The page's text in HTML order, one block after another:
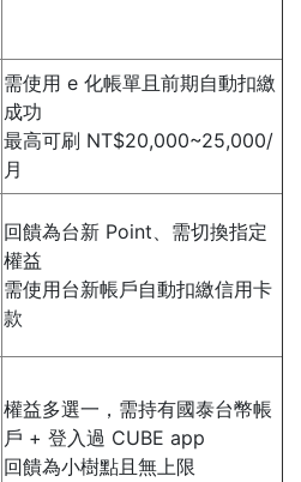
需使用 e 化帳單且前期自動扣繳
成功
最高可刷 NT$20,000~25,000/
月
回饋為台新 Point、需切換指定
權益
需使用台新帳戶自動扣繳信用卡
款
權益多選一，需持有國泰台幣帳
戶 + 登入過 CUBE app
回饋為小樹點且無上限